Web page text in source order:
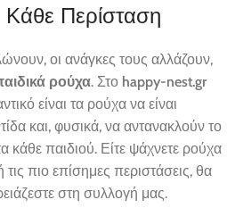
Κάθε Περίσταση
οι ανάγκες τους αλλάζουν,
ρούχα. Στο happy-nest.gr
είναι τα ρούχα να είναι
και, φυσικά, να αντανακλούν το
κάθε παιδιού. Είτε ψάχνετε ρούχα
τις πιο επίσημες περιστάσεις, θα
στη συλλογή μας.